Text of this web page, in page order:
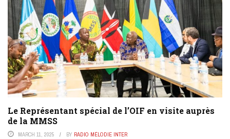
Le Représentant spécial de l’OIF en visite auprès
de la MMSS
MARCH 11, 2025 BY RADIO MÉLODIE INTER